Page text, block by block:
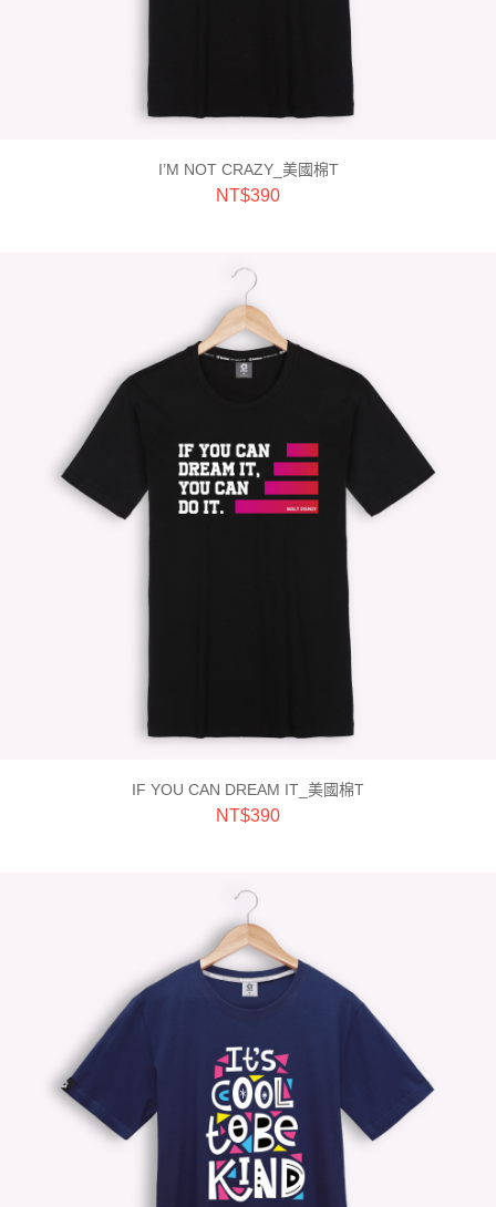
I’M NOT CRAZY_美國棉T
NT$390
IF YOU CAN DREAM IT_美國棉T
NT$390